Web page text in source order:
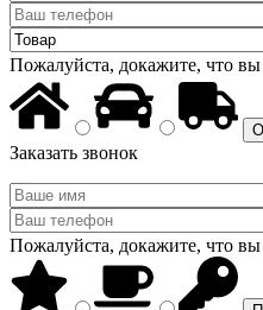
Пожалуйста, докажите, что
Заказать звонок
Пожалуйста, докажите, что